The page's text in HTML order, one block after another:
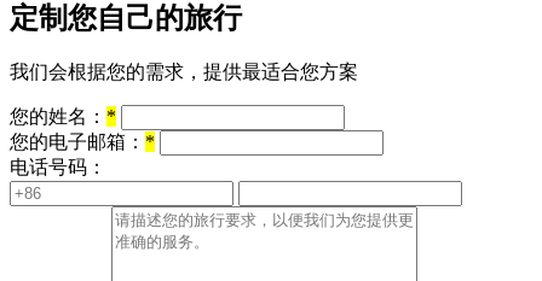
定制您自己的旅行
我们会根据您的需求，提供最适合您方案
您的姓名： *
您的电子邮箱： *
电话号码：